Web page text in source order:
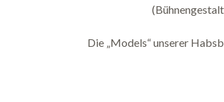
Die „Models“ unserer